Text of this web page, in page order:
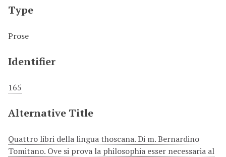
Type
Prose
Identifier
165
Alternative Title
Quattro libri della lingua thoscana. Di m. Bernardino
Tomitano. Ove si prova la philosophia esser necessaria al